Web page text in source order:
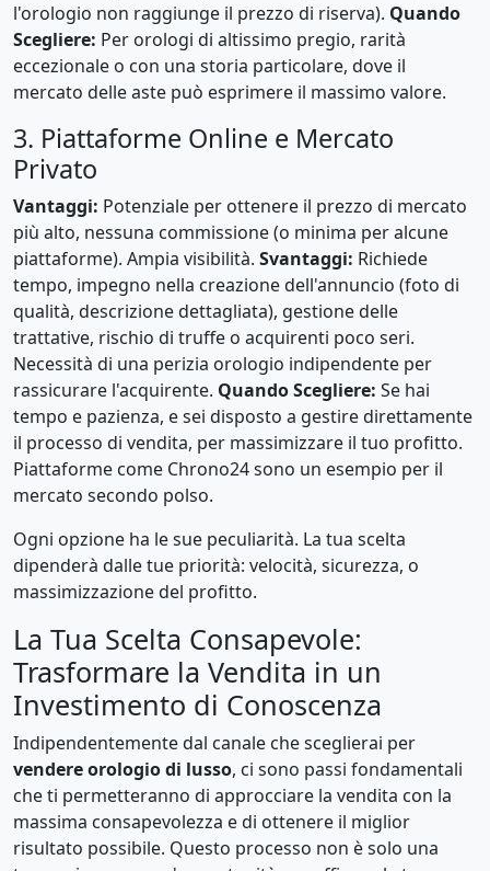
l'orologio non raggiunge il prezzo di riserva). Quando
Scegliere: Per orologi di altissimo pregio, rarità
eccezionale o con una storia particolare, dove il
mercato delle aste può esprimere il massimo valore.
3. Piattaforme Online e Mercato
Privato
Vantaggi: Potenziale per ottenere il prezzo di mercato
più alto, nessuna commissione (o minima per alcune
piattaforme). Ampia visibilità. Svantaggi: Richiede
tempo, impegno nella creazione dell'annuncio (foto di
qualità, descrizione dettagliata), gestione delle
trattative, rischio di truffe o acquirenti poco seri.
Necessità di una perizia orologio indipendente per
rassicurare l'acquirente. Quando Scegliere: Se hai
tempo e pazienza, e sei disposto a gestire direttamente
il processo di vendita, per massimizzare il tuo profitto.
Piattaforme come Chrono24 sono un esempio per il
mercato secondo polso.
Ogni opzione ha le sue peculiarità. La tua scelta
dipenderà dalle tue priorità: velocità, sicurezza, o
massimizzazione del profitto.
La Tua Scelta Consapevole:
Trasformare la Vendita in un
Investimento di Conoscenza
Indipendentemente dal canale che sceglierai per
vendere orologio di lusso, ci sono passi fondamentali
che ti permetteranno di approcciare la vendita con la
massima consapevolezza e di ottenere il miglior
risultato possibile. Questo processo non è solo una